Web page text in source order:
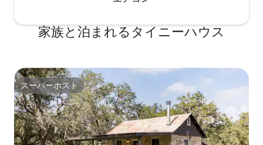
家族と泊まれるタイニーハウス
スーパーホスト
スーパーホスト